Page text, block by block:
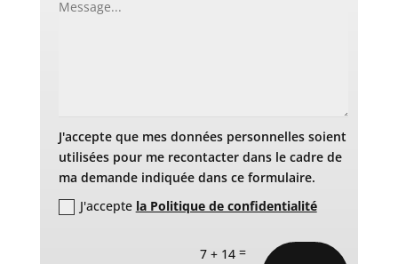
J'accepte que mes données personnelles soient
utilisées pour me recontacter dans le cadre de
ma demande indiquée dans ce formulaire.
J'accepte la Politique de confidentialité
7 + 14 =